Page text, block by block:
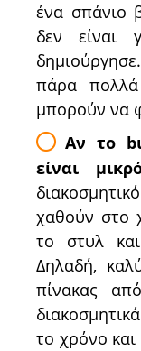
ένα σπάνιο
δεν είναι
πάρα πολλά
μπορούν να
Αν το
είναι
χαθούν στο
το στυλ
Δηλαδή,
πίνακας
το χρόνο